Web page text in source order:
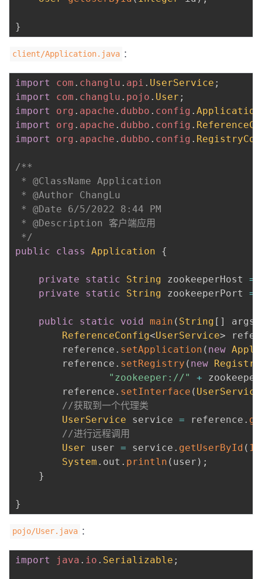
}
client/Application.java ：
import com . changlu . api . UserService ;
import
com . changlu . pojo . User ;
import
org . apache . dubbo . config .
import
org . apache . dubbo . config .
import
org . apache . dubbo . config .
/**
* @ClassName Application
* @Author ChangLu
* @Date 6/5/2022 8:44 PM
* @Description 客户端应用
*/
public
class Application {
private static String zookeeperHost =
private
static String zookeeperPort =
public static void main ( String [ ] args
ReferenceConfig<UserService>
        reference
. setApplication ( new
        reference
. setRegistry ( new
"zookeeper://"
+
        reference
. setInterface ( UserService
//获取到一个代理类
UserService service = reference .
//进行远程调用
User user = service . getUserById (
System . out . println ( user ) ;
}
}
pojo/User.java ：
import java . io . Serializable ;